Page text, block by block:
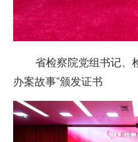
省检察院党组书记、
办案故事”颁发证书